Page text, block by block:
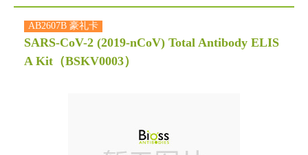
AB2607B 豪礼卡
SARS-CoV-2 (2019-nCoV) Total Antibody ELIS
A Kit （BSKV0003）